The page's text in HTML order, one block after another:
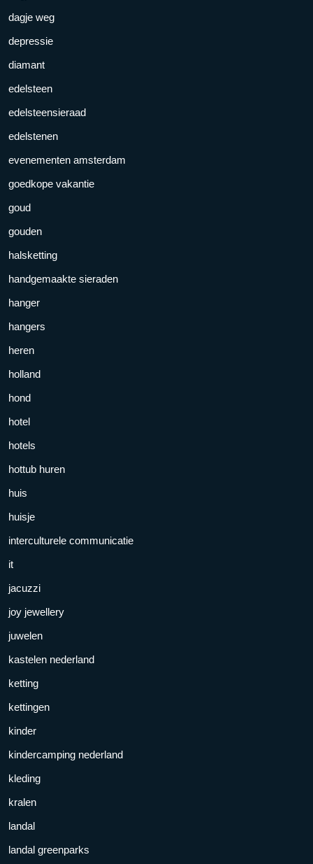
dagje weg
depressie
diamant
edelsteen
edelsteensieraad
edelstenen
evenementen amsterdam
goedkope vakantie
goud
gouden
halsketting
handgemaakte sieraden
hanger
hangers
heren
holland
hond
hotel
hotels
hottub huren
huis
huisje
interculturele communicatie
it
jacuzzi
joy jewellery
juwelen
kastelen nederland
ketting
kettingen
kinder
kindercamping nederland
kleding
kralen
landal
landal greenparks